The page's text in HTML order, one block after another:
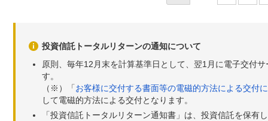
投資信託トータルリターンの通知について
原則、毎年12月末を計算基準日として、翌1月に電子交付
す。
（※）「お客様に交付する書面等の電磁的方法による交付
して電磁的方法による交付となります。
「投資信託トータルリターン通知書」は、投資信託を保有